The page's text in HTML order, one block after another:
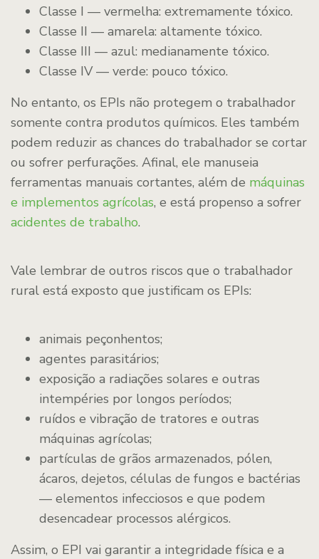
Classe I — vermelha: extremamente tóxico.
Classe II — amarela: altamente tóxico.
Classe III — azul: medianamente tóxico.
Classe IV — verde: pouco tóxico.
No entanto, os EPIs não protegem o trabalhador
somente contra produtos químicos. Eles também
podem reduzir as chances do trabalhador se cortar
ou sofrer perfurações. Afinal, ele manuseia
ferramentas manuais cortantes, além de máquinas
e implementos agrícolas, e está propenso a sofrer
acidentes de trabalho.
Vale lembrar de outros riscos que o trabalhador
rural está exposto que justificam os EPIs:
animais peçonhentos;
agentes parasitários;
exposição a radiações solares e outras
intempéries por longos períodos;
ruídos e vibração de tratores e outras
máquinas agrícolas;
partículas de grãos armazenados, pólen,
ácaros, dejetos, células de fungos e bactérias
— elementos infecciosos e que podem
desencadear processos alérgicos.
Assim, o EPI vai garantir a integridade física e a